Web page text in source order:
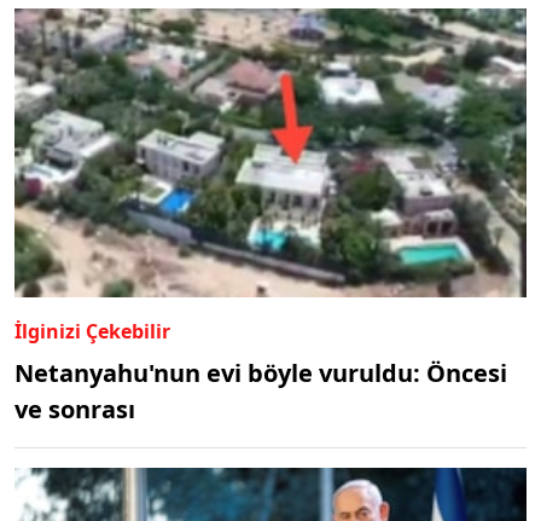
İlginizi Çekebilir
Netanyahu'nun evi böyle vuruldu: Öncesi
ve sonrası